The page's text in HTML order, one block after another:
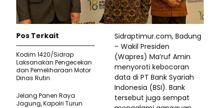
Sidraptimur.com, Badung
– Wakil Presiden
(Wapres) Ma’ruf Amin
menyoroti kebocoran
data di PT Bank Syariah
Indonesia (BSI). Bank
tersebut juga sempat
Pos Terkait
Kodim 1420/Sidrap
Laksanakan Pengecekan
dan Pemeliharaan Motor
Dinas Rutin
Jelang Panen Raya
Jagung, Kapolri Turun